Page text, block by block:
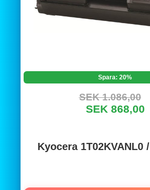
Spara: 20%
SEK 1.086,00
SEK 868,00
Kyocera 1T02KVANL0